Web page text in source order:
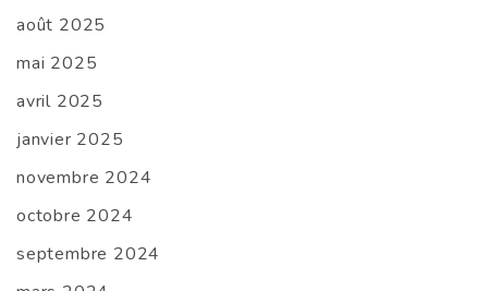
août 2025
mai 2025
avril 2025
janvier 2025
novembre 2024
octobre 2024
septembre 2024